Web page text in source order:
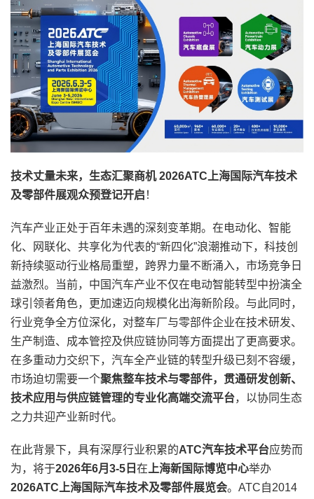
技术丈量未来，生态汇聚商机 2026ATC上海国际汽车技术
及零部件展观众预登记开启 ！
汽车产业正处于百年未遇的深刻变革期。在电动化、智能
化、网联化、共享化为代表的“新四化”浪潮推动下，科技创
新持续驱动行业格局重塑，跨界力量不断涌入，市场竞争日
益激烈。当前，中国汽车产业不仅在电动智能转型中扮演全
球引领者角色，更加速迈向规模化出海新阶段。与此同时，
行业竞争全方位深化，对整车厂与零部件企业在技术研发、
生产制造、成本管控及供应链协同等方面提出了更高要求。
在多重动力交织下，汽车全产业链的转型升级已刻不容缓，
市场迫切需要一个聚焦整车技术与零部件，贯通研发创新、
技术应用与供应链管理的专业化高端交流平台，以协同生态
之力共迎产业新时代。
在此背景下，具有深厚行业积累的ATC汽车技术平台应势而
为，将于2026年6月3-5日 在 上海新国际博览中心举办
2026ATC上海国际汽车技术及零部件展览会。ATC自2014